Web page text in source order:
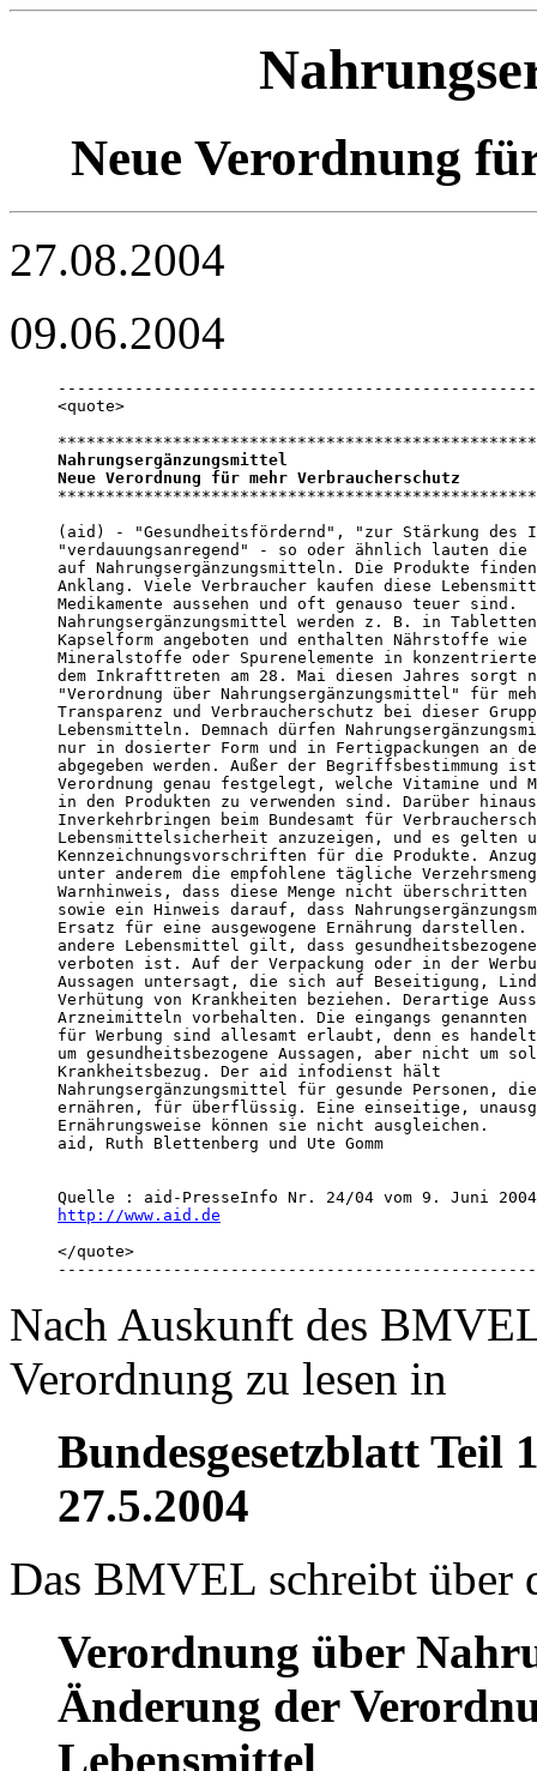
Neue Verordnung
27.08.2004
09.06.2004
<quote>
Nahrungsergänzungsmittel
Neue Verordnung für mehr Verbraucherschutz
(aid) - "Gesundheitsfördernd", "zur Stärkung des
"verdauungsanregend" - so oder ähnlich lauten die
auf Nahrungsergänzungsmitteln. Die Produkte
Anklang. Viele Verbraucher kaufen diese
Medikamente aussehen und oft genauso teuer sind.
Nahrungsergänzungsmittel werden z. B. in
Kapselform angeboten und enthalten Nährstoffe
Mineralstoffe oder Spurenelemente in
dem Inkrafttreten am 28. Mai diesen Jahres sorgt
"Verordnung über Nahrungsergänzungsmittel" für
Transparenz und Verbraucherschutz bei dieser
Lebensmitteln. Demnach dürfen
nur in dosierter Form und in Fertigpackungen an
abgegeben werden. Außer der Begriffsbestimmung
Verordnung genau festgelegt, welche Vitamine
in den Produkten zu verwenden sind. Darüber
Inverkehrbringen beim Bundesamt für
Lebensmittelsicherheit anzuzeigen, und es gelten
Kennzeichnungsvorschriften für die Produkte.
unter anderem die empfohlene tägliche
Warnhinweis, dass diese Menge nicht
sowie ein Hinweis darauf, dass
Ersatz für eine ausgewogene Ernährung
andere Lebensmittel gilt, dass
verboten ist. Auf der Verpackung oder in der
Aussagen untersagt, die sich auf Beseitigung,
Verhütung von Krankheiten beziehen. Derartige
Arzneimitteln vorbehalten. Die eingangs
für Werbung sind allesamt erlaubt, denn es
um gesundheitsbezogene Aussagen, aber nicht um
Krankheitsbezug. Der aid infodienst hält
Nahrungsergänzungsmittel für gesunde Personen,
ernähren, für überflüssig. Eine einseitige,
Ernährungsweise können sie nicht ausgleichen.
aid, Ruth Blettenberg und Ute Gomm
http://www.aid.de
</quote>
Nach Auskunft des
Verordnung zu lesen in
Bundesgesetzblatt Teil
27.5.2004
Das BMVEL schreibt über
Verordnung über
Änderung der
Lebensmittel